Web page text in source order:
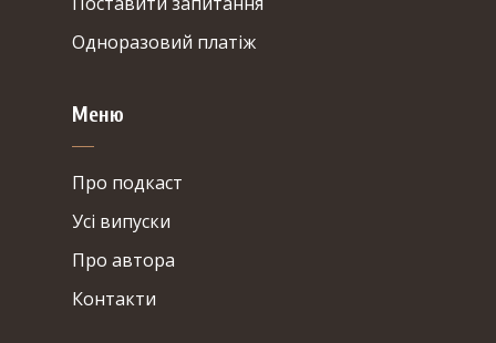
Одноразовий платіж
Меню
Про подкаст
Усі випуски
Про автора
Контакти